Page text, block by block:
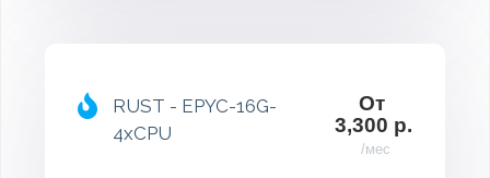
RUST - EPYC-16G-
4xCPU
От
3,300 р.
/мес